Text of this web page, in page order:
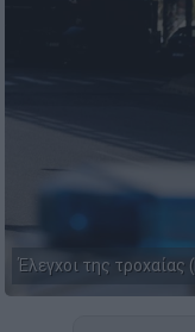
Έλεγχοι της